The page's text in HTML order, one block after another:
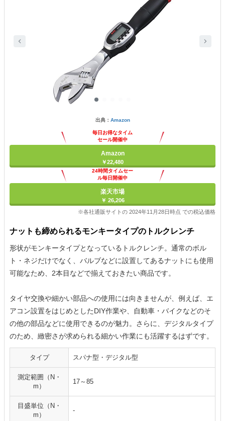
出典： Amazon
毎日お得なタイム
セール開催中
Amazon
￥22,480
24時間タイムセー
ル毎日開催中
楽天市場
￥ 26,206
※各社通販サイトの 2024年11月28日時点 での税込価格
ナットも締められるモンキータイプのトルクレンチ
形状がモンキータイプとなっているトルクレンチ。通常のボル
ト・ネジだけでなく、バルブなどに設置してあるナットにも使用
可能なため、2本目などで揃えておきたい商品です。
タイヤ交換や細かい部品への使用には向きませんが、例えば、エ
アコン設置をはじめとしたDIY作業や、自動車・バイクなどのそ
の他の部品などに使用できるのが魅力。さらに、デジタルタイプ
のため、緻密さが求められる細かい作業にも活躍するはずです。
タイプ スパナ型・デジタル型
測定範囲（N・
m）
17～85
目盛単位（N・
m）
-